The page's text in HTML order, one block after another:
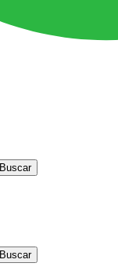
Buscar
Buscar